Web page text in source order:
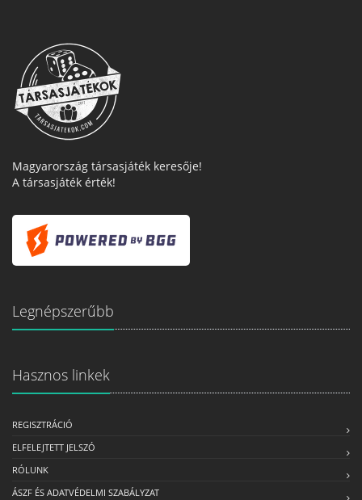
Magyarország társasjáték keresője!
A társasjáték érték!
Legnépszerűbb
Hasznos linkek
REGISZTRÁCIÓ
ELFELEJTETT JELSZÓ
RÓLUNK
ÁSZF ÉS ADATVÉDELMI SZABÁLYZAT